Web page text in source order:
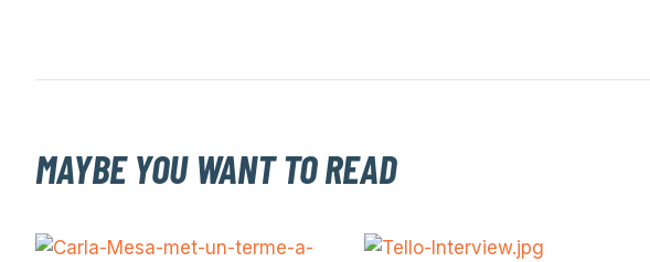
MAYBE YOU WANT TO READ